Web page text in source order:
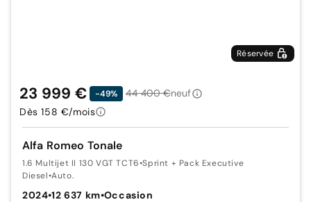
Réservée
Alfa Romeo Tonale
1.6 Multijet II 130 VGT TCT6•Sprint + Pack Executive
Diesel•Auto.
2024•12 637 km•Occasion
23 999 € -49% 44 400 €neuf
Dès 158 €/mois